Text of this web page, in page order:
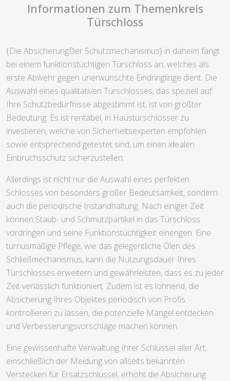
Informationen zum Themenkreis
Türschloss
{Die AbsicherungDer Schutzmechanismus} in daheim fängt
bei einem funktionstüchtigen Türschloss an, welches als
erste Abwehr gegen unerwünschte Eindringlinge dient. Die
Auswahl eines qualitativen Türschlosses, das speziell auf
Ihre Schutzbedürfnisse abgestimmt ist, ist von größter
Bedeutung. Es ist rentabel, in Haustürschlösser zu
investieren, welche von Sicherheitsexperten empfohlen
sowie entsprechend getestet sind, um einen idealen
Einbruchsschutz sicherzustellen.
Allerdings ist nicht nur die Auswahl eines perfekten
Schlosses von besonders großer Bedeutsamkeit, sondern
auch die periodische Instandhaltung. Nach einiger Zeit
können Staub- und Schmutzpartikel in das Türschloss
vordringen und seine Funktionstüchtigkeit einengen. Eine
turnusmäßige Pflege, wie das gelegentliche Ölen des
Schließmechanismus, kann die Nutzungsdauer Ihres
Türschlosses erweitern und gewährleisten, dass es zu jeder
Zeit verlässlich funktioniert. Zudem ist es lohnend, die
Absicherung Ihres Objektes periodisch von Profis
kontrollieren zu lassen, die potenzielle Mängel entdecken
und Verbesserungsvorschläge machen können.
Eine gewissenhafte Verwaltung Ihrer Schlüssel aller Art,
einschließlich der Meidung von allseits bekannten
Verstecken für Ersatzschlüssel, erhöht die Absicherung